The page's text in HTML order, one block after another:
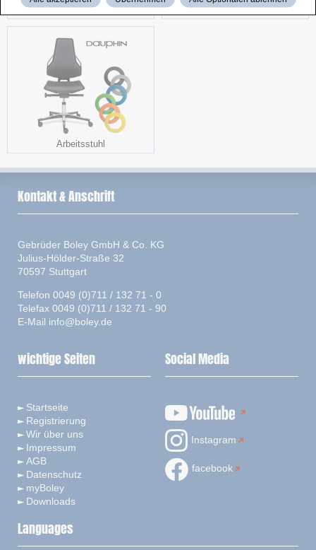
Clip-Leuchte Uhrenöl
Arbeitsstuhl
Kontakt & Anschrift
Gebrüder Boley GmbH & Co. KG
Julius-Hölder-Straße 32
70597 Stuttgart
Telefon 0049 (0)711 / 132 71 - 0
Telefax 0049 (0)711 / 132 71 - 90
E-Mail info@boley.de
wichtige Seiten
Startseite
Registrierung
Wir über uns
Impressum
AGB
Datenschutz
myBoley
Downloads
Social Media
Instagram
facebook
Languages